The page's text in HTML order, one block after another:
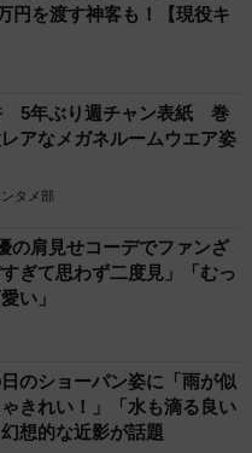
を渡す神客も！【現役キ
5年ぶり週チャン表紙 巻
アなメガネルームウエア姿
タメ部
肩見せコーデでファンざ
ぎて思わず二度見」「むっ
い」
のショーパン姿に「雨が似
きれい！」「水も滴る良い
想的な近影が話題